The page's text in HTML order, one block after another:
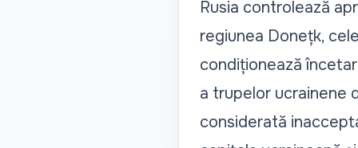
Rusia controlează
regiunea Donețk,
condiționează
a trupelor ucrainene
considerată